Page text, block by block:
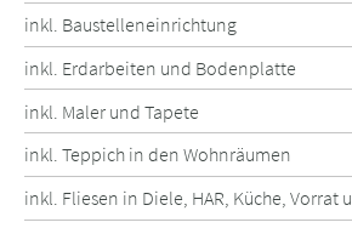
inkl. Baustelleneinrichtung
inkl. Erdarbeiten und Bodenplatte
inkl. Maler und Tapete
inkl. Teppich in den Wohnräumen
inkl. Fliesen in Diele, HAR, Küche, Vorrat